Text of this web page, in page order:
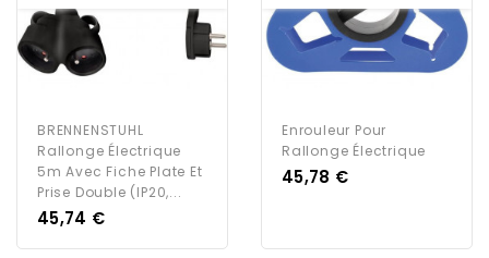
BRENNENSTUHL
Rallonge Électrique
5m Avec Fiche Plate Et
Prise Double (IP20,...
Prix
45,74 €
Enrouleur Pour
Rallonge Électrique
Prix
45,78 €